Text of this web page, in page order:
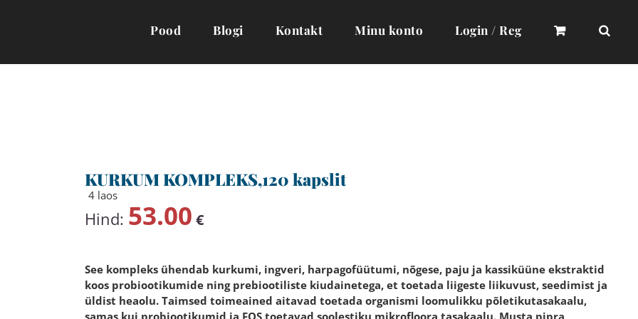
Pood Blogi Kontakt Minu konto Login / Reg
KURKUM KOMPLEKS,120 kapslit
4 laos
Hind: 53.00 €
See kompleks ühendab kurkumi, ingveri, harpagofüütumi, nõgese, paju ja kassiküüne ekstraktid
koos probiootikumide ning prebiootiliste kiudainetega, et toetada liigeste liikuvust, seedimist ja
üldist heaolu. Taimsed toimeained aitavad toetada organismi loomulikku põletikutasakaalu,
samas kui probiootikumid ja FOS toetavad soolestiku mikrofloora tasakaalu. Musta pipra